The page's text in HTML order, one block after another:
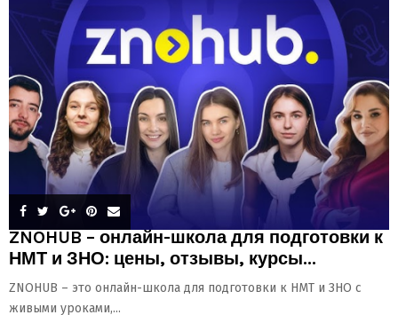
ZNOHUB – онлайн-школа для подготовки к
НМТ и ЗНО: цены, отзывы, курсы...
ZNOHUB – это онлайн-школа для подготовки к НМТ и ЗНО с
живыми уроками,...